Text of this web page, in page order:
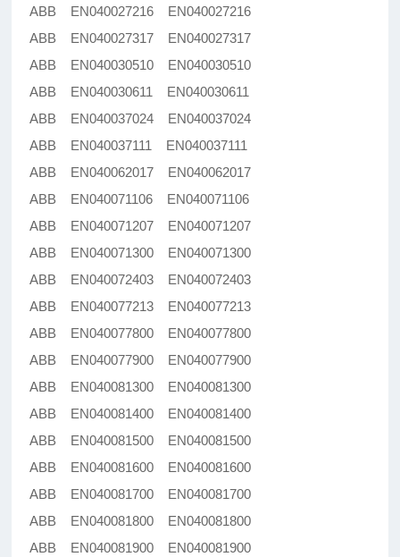
ABB EN040027216 EN040027216
ABB EN040027317 EN040027317
ABB EN040030510 EN040030510
ABB EN040030611 EN040030611
ABB EN040037024 EN040037024
ABB EN040037111 EN040037111
ABB EN040062017 EN040062017
ABB EN040071106 EN040071106
ABB EN040071207 EN040071207
ABB EN040071300 EN040071300
ABB EN040072403 EN040072403
ABB EN040077213 EN040077213
ABB EN040077800 EN040077800
ABB EN040077900 EN040077900
ABB EN040081300 EN040081300
ABB EN040081400 EN040081400
ABB EN040081500 EN040081500
ABB EN040081600 EN040081600
ABB EN040081700 EN040081700
ABB EN040081800 EN040081800
ABB EN040081900 EN040081900